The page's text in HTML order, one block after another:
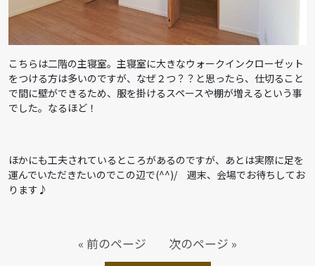
こちらは二階の主寝室。主寝室に大きなウォークインクローゼット
をつける方は多いのですが、なぜ２つ？？と思ったら、仕切ること
で間に壁ができるため、服を掛けるスペースや棚が増えるという事
でした。なるほど！
ほかにも工夫されているところがあるのですが、あとは実際に足を
運んでいただきたいのでこの辺で(^^)/ 週末、会場でお待ちしてお
ります♪
« 前のページ 次のページ »